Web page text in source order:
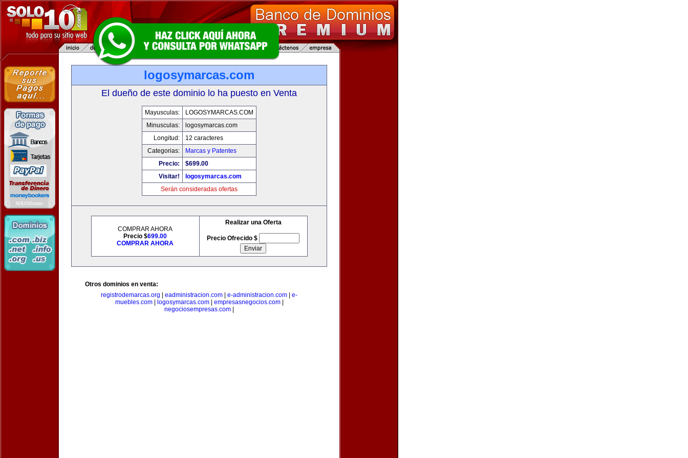
logosymarcas.com
El dueño de este dominio lo ha puesto en Venta
Mayusculas:
LOGOSYMARCAS.COM
Minusculas:
logosymarcas.com
Longitud:
12 caracteres
Categorias:
Marcas y Patentes
Precio:
$699.00
Visitar!
logosymarcas.com
Serán consideradas ofertas
COMPRAR AHORA
Precio $699.00
COMPRAR AHORA
Realizar una Oferta
Precio Ofrecido $
Otros dominios en venta:
registrodemarcas.org
eadministracion.com e-administracion.com
e-
muebles.com| logosymarcas.com| empresasnegocios.com|
negociosempresas.com